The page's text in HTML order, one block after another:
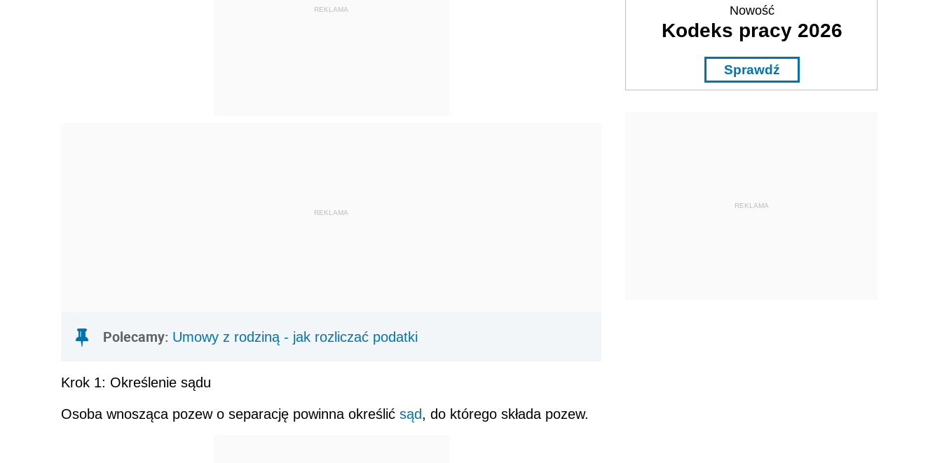
REKLAMA
REKLAMA
Polecamy: Umowy z rodziną - jak rozliczać podatki
Krok 1: Określenie sądu
Osoba wnosząca pozew o separację powinna określić sąd, do którego składa pozew.
Nowość
Kodeks pracy 2026
Sprawdź
REKLAMA